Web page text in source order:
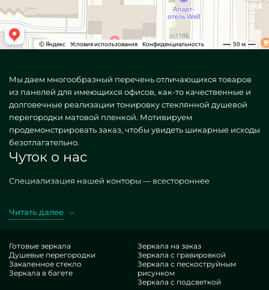
Мы даем многообразный перечень отличающихся товаров
из панелей для имеющихся офисов, как-то качественные и
долговечные реализации тонировку стеклянной душевой
перегородки матовой пленкой. Мотивируем
продемонстрировать заказ, чтобы увидеть шикарные исходы
безотлагательно.
Чуток о нас
Специализация нашей конторы — всестороннее
личному требованию. Грандиозный прототип — тонировка
Предпочитая указанные единицы в исполнении MILONYA,
вы несомненно осознаете, что это прекрасный исход, с
рациональной расценкой, не проигрывающий похожим
копиям. Если вы рассчитываете дооформить свои
Читать далее
Готовые зеркала
Душевые перегородки
Закаленное стекло
Зеркала в багете
Зеркала на заказ
Зеркала с гравировкой
Зеркала с пескоструйным
рисунком
Зеркала с подсветкой